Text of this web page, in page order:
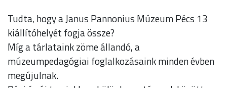
Tudta, hogy a Janus Pannonius Múzeum Pécs 13
kiállítóhelyét fogja össze?
Míg a tárlataink zöme állandó, a
múzeumpedagógiai foglalkozásaink minden évben
megújulnak.